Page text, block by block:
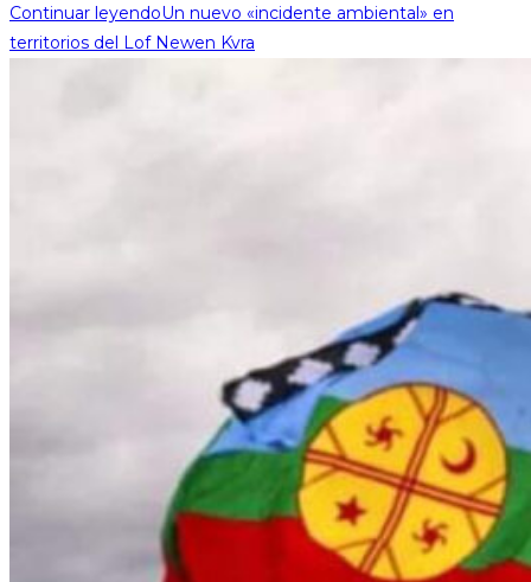
Continuar leyendoUn nuevo «incidente ambiental» en
territorios del Lof Newen Kvra